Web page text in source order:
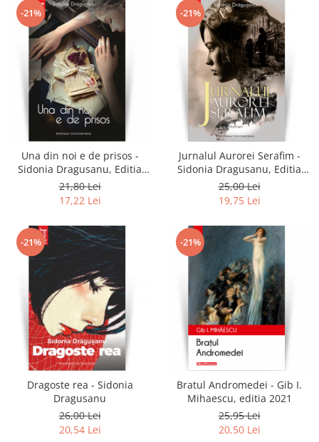
-21%
Una din noi e de prisos -
Sidonia Dragusanu, Editia
2021
21,80 Lei
17,22 Lei
-21%
Jurnalul Aurorei Serafim -
Sidonia Dragusanu, Editia
2020
25,00 Lei
19,75 Lei
-21%
Dragoste rea - Sidonia
Dragusanu
26,00 Lei
20,54 Lei
-21%
Bratul Andromedei - Gib I.
Mihaescu, editia 2021
25,95 Lei
20,50 Lei